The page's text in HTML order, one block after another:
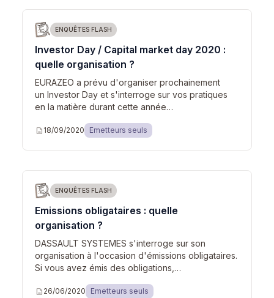
ENQUÊTES FLASH
Investor Day / Capital market day 2020 :
quelle organisation ?
EURAZEO a prévu d'organiser prochainement
un Investor Day et s'interroge sur vos pratiques
en la matière durant cette année…
description 18/09/2020 Emetteurs seuls
ENQUÊTES FLASH
Emissions obligataires : quelle
organisation ?
DASSAULT SYSTEMES s'interroge sur son
organisation à l'occasion d'émissions obligataires.
Si vous avez émis des obligations,…
description 26/06/2020 Emetteurs seuls